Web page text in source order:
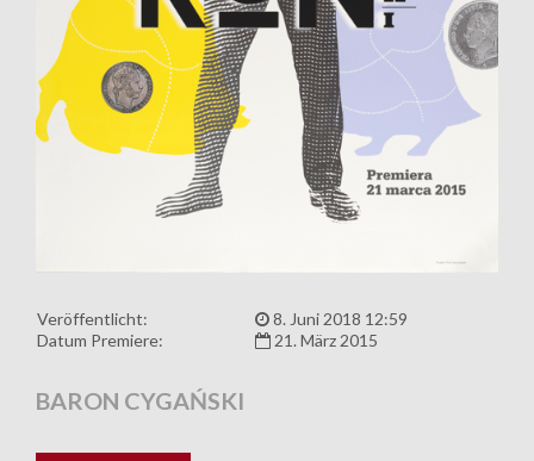
Veröffentlicht:
8. Juni 2018 12:59
Datum Premiere:
21. März 2015
BARON CYGAŃSKI